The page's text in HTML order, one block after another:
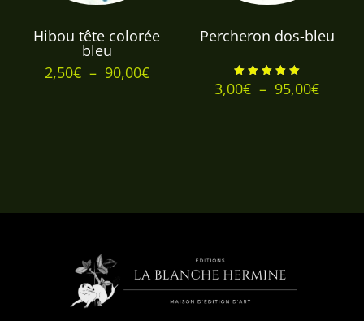
Hibou tête colorée
bleu
2,50€ – 90,00€Plage
Percheron dos-bleu
Note
5.00
3,00€ – 95,00€Plage